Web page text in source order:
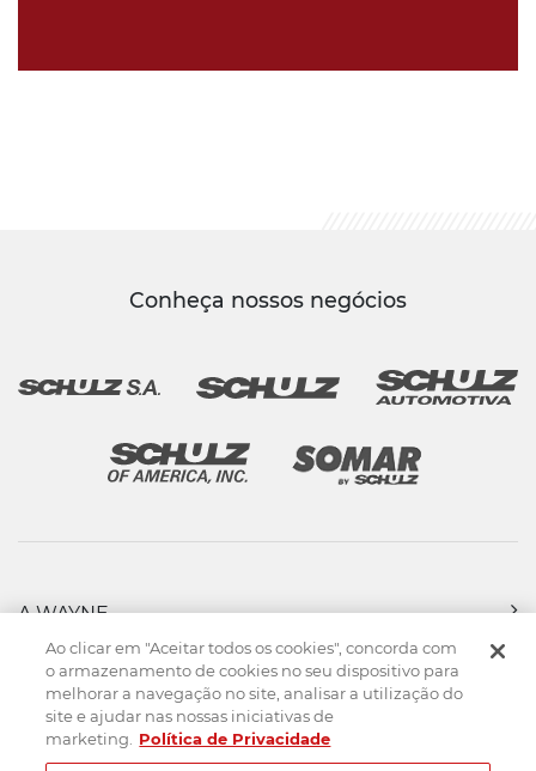
Conheça nossos negócios
A WAYNE
PRODUTOS
FORÇA DE VENDAS
ASSISTÊNCIA TÉCNICA
DOWNLOADS
CONTATO
Ao clicar em "Aceitar todos os cookies", concorda com
o armazenamento de cookies no seu dispositivo para
melhorar a navegação no site, analisar a utilização do
site e ajudar nas nossas iniciativas de
marketing.
Política de Privacidade